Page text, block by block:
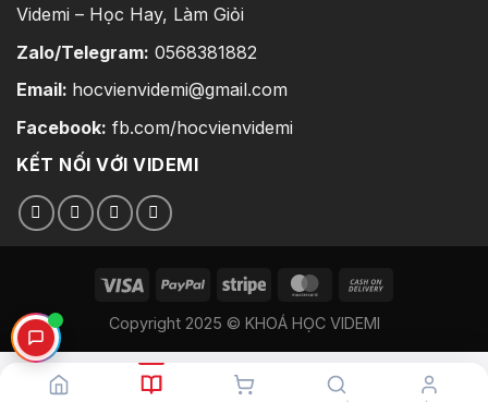
Videmi – Học Hay, Làm Giỏi
Zalo/Telegram: 0568381882
Email: hocvienvidemi@gmail.com
Facebook: fb.com/hocvienvidemi
KẾT NỐI VỚI VIDEMI
Copyright 2025 © KHOÁ HỌC VIDEMI